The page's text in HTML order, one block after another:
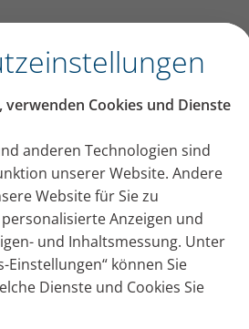
verwenden Cookies und Dienste
anderen Technologien sind
unserer Website. Andere
Website für Sie zu
Anzeigen und
und Inhaltsmessung. Unter
Einstellungen“ können Sie
Dienste und Cookies Sie
im Alltag von COPD-
sich diese lösen lassen
im
wie sich
lassen
landläufig auch
schränkt das Leben der
Putzen
Einkäufe
Weite Wege und
Treppensteigen
Atemnot,
Husten in der